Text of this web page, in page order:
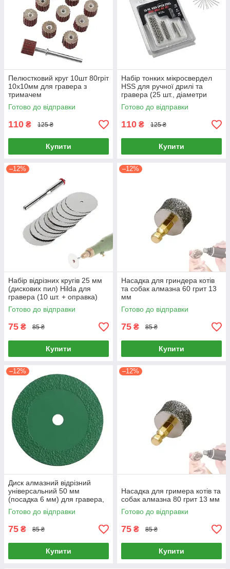
Пелюстковий круг 10шт 80гріт
10x10мм для гравера з
тримачем
Готово до відправки
110 ₴ 125 ₴
Купити
Набір тонких мікросвердел
HSS для ручної дрилі та
гравера (25 шт., діаметри
0.5–3.0 мм, для дерева,
пластику та м'якого металу)
Готово до відправки
110 ₴ 125 ₴
Купити
–12%
Набір відрізних кругів 25 мм
(дискових пил) Hilda для
гравера (10 шт. + оправка)
Готово до відправки
75 ₴ 85 ₴
Купити
–12%
Насадка для гриндера котів
та собак алмазна 60 грит 13
мм
Готово до відправки
75 ₴ 85 ₴
Купити
–12%
Диск алмазний відрізний
універсальний 50 мм
(посадка 6 мм) для гравера,
бормашини та дриля
Готово до відправки
75 ₴ 85 ₴
Купити
–12%
Насадка для гримера котів та
собак алмазна 80 грит 13 мм
Готово до відправки
75 ₴ 85 ₴
Купити